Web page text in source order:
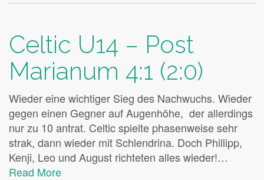
Celtic U14 – Post
Marianum 4:1 (2:0)
Wieder eine wichtiger Sieg des Nachwuchs. Wieder
gegen einen Gegner auf Augenhöhe, der allerdings
nur zu 10 antrat. Celtic spielte phasenweise sehr
strak, dann wieder mit Schlendrina. Doch Phillipp,
Kenji, Leo und August richteten alles wieder!…
Read More